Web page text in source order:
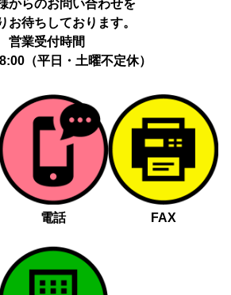
管理コンソールからの連携。
（例：Google LLC等）。
する契約：提供先と個人情報取扱い契約
供制限、安全管理措置等）を締結していま
下掲げる場合以外に、事前にご本人の同意
とはありません。
は財産の保護にために必要がある場合であっ
る事が困難であるとき
は児童の健全な育成の推進のために特に必要
、本人の同意を得る事が困難であるとき
地方公共団体又はその委託を受けた者が法令
行することに対して協力する必要がある場合
からのお問い合わせを
お待ちしております。
営業受付時間
（平日・土曜不定休）
電話 FAX